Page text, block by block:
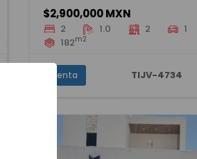
$2,900,000 MXN
2 1.0 2 1
182m2
Venta TIJV-4734